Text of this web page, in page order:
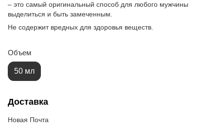
– это самый оригинальный способ для любого мужчины
выделиться и быть замеченным.
Не содержит вредных для здоровья веществ.
Объем
50 мл
Доставка
Новая Почта